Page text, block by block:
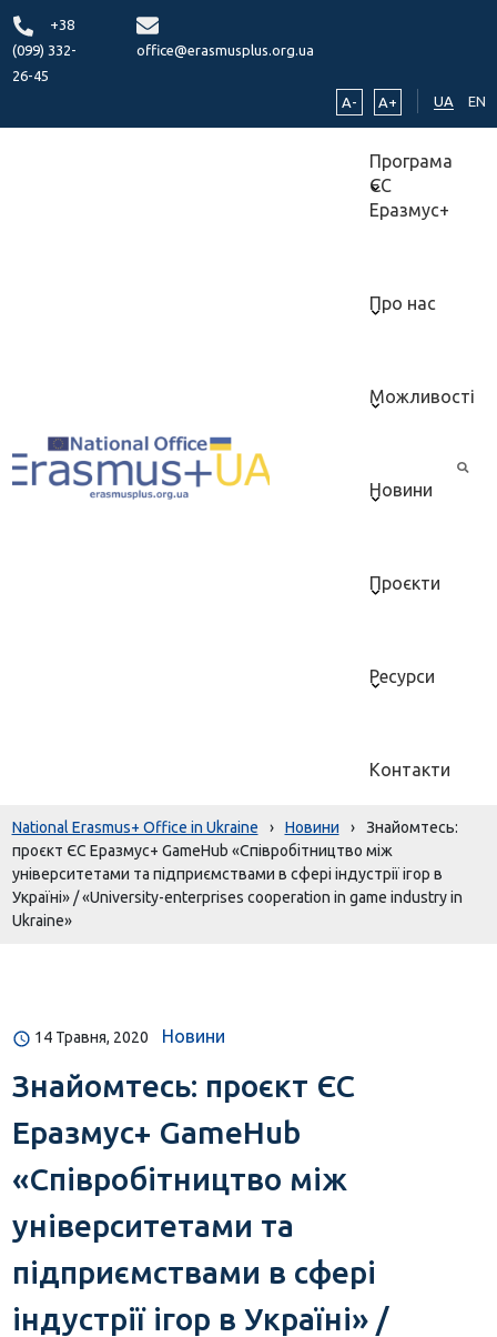
+38
(099) 332-
26-45
office@erasmusplus.org.ua
A- A+ UA EN
Програма
ЄС
Еразмус+
Про нас
Можливості
Новини
Проєкти
Ресурси
Контакти
National Erasmus+ Office in Ukraine › Новини ›
Знайомтесь:
проєкт ЄС Еразмус+ GameHub «Співробітництво між
університетами та підприємствами в сфері індустрії ігор в
Україні» / «University-enterprises cooperation in game industry in
Ukraine»
14 Травня, 2020 Новини
Знайомтесь: проєкт ЄС
Еразмус+ GameHub
«Співробітництво між
університетами та
підприємствами в сфері
індустрії ігор в Україні» /